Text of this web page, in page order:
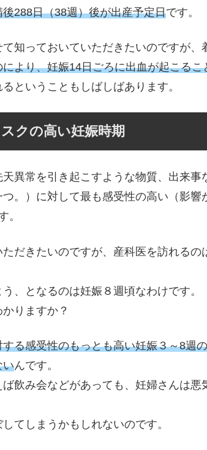
288日（38週）後が出産予定日です。
知っておいていただきたいのですが、
より、妊娠14日ごろに出血が起こるこ
ということもしばしばあります。
クの高い妊娠時期
異常を引き起こすような物質、出来
。）に対して最も感受性の高い（影響
。
だきたいのですが、産科医を訪れる
、となるのは妊娠８週頃なわけです。
りますか？
る感受性のもっとも高い妊娠３～8週
いんです。
飲み会などがあっても、妊婦さんは悪
てしまうかもしれないのです。